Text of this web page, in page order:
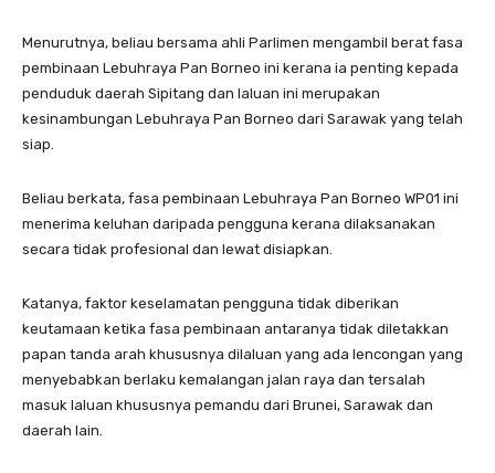
Menurutnya, beliau bersama ahli Parlimen mengambil berat fasa
pembinaan Lebuhraya Pan Borneo ini kerana ia penting kepada
penduduk daerah Sipitang dan laluan ini merupakan
kesinambungan Lebuhraya Pan Borneo dari Sarawak yang telah
siap.
Beliau berkata, fasa pembinaan Lebuhraya Pan Borneo WP01 ini
menerima keluhan daripada pengguna kerana dilaksanakan
secara tidak profesional dan lewat disiapkan.
Katanya, faktor keselamatan pengguna tidak diberikan
keutamaan ketika fasa pembinaan antaranya tidak diletakkan
papan tanda arah khususnya dilaluan yang ada lencongan yang
menyebabkan berlaku kemalangan jalan raya dan tersalah
masuk laluan khususnya pemandu dari Brunei, Sarawak dan
daerah lain.